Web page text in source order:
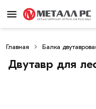
Главная Балка
Двутавр для
Фильтры
×
Со
скидкой